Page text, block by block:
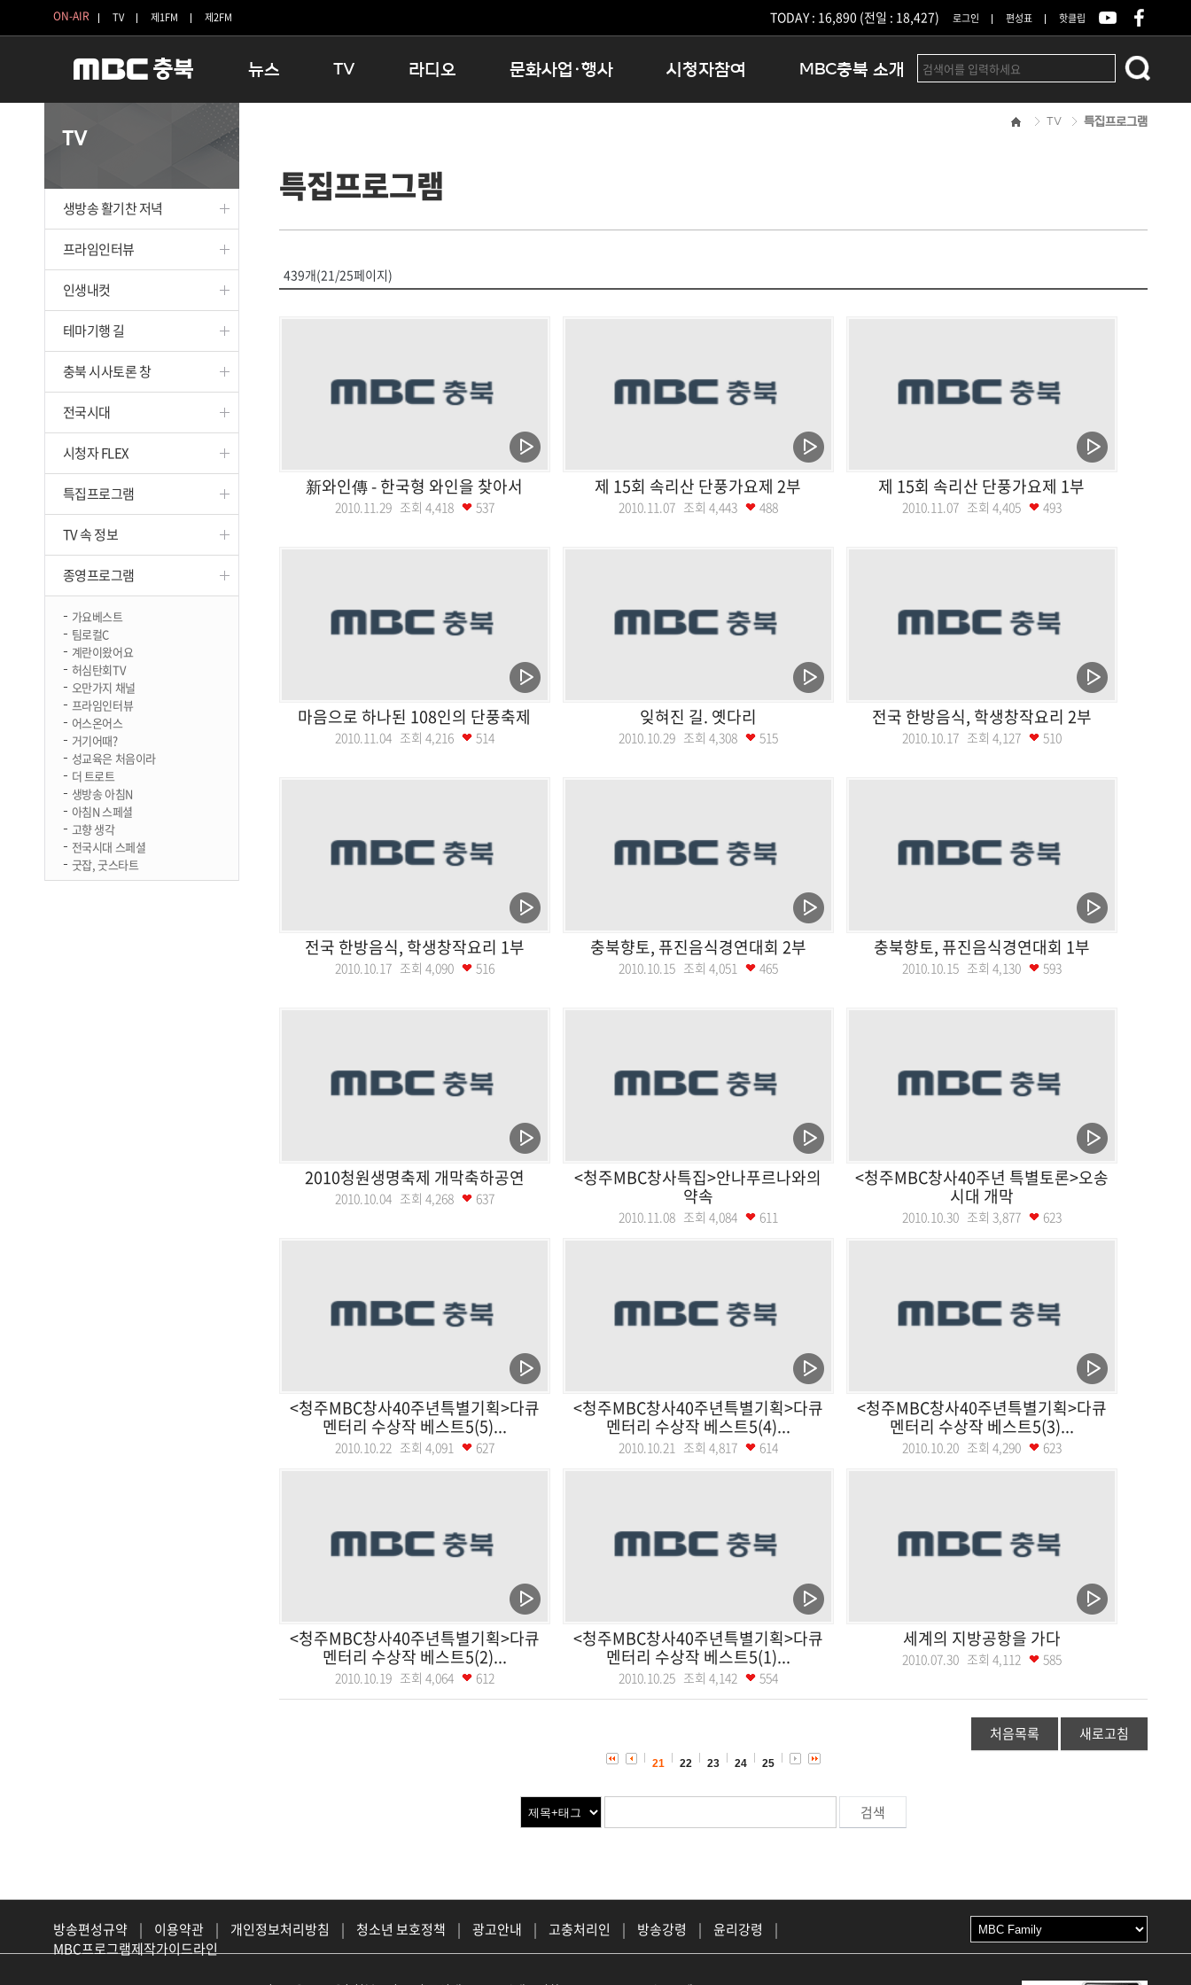
ON-AIR TV 제1FM 제2FM TODAY : 16,890 (전일 : 18,427) 로그인 편성표 핫클립
뉴스
보은
옥천
TV
인생내컷
테마기행 길
시청자 FLEX
특집프로그램
라디오
16:00 완벽한 하루
우리 고향, 부탁해!
문화사업·행사
청원생명쌀 대청호마라톤
시청자참여 MBC충북 소개
결산공고
TV
생방송 활기찬 저녁
프라임인터뷰
인생내컷
테마기행 길
충북 시사토론 창
전국시대
시청자 FLEX
특집프로그램
TV 속 정보
종영프로그램
가요베스트
팀로컬C
계란이왔어요
허심탄회TV
오만가지 채널
프라임인터뷰
어스온어스
거기어때?
성교육은 처음이라
더 트로트
생방송 아침N
아침N 스페셜
고향 생각
전국시대 스페셜
굿잡, 굿스타트
TV 특집프로그램
특집프로그램
439개(21/25페이지)
新와인傳 - 한국형 와인을 찾아서
2010.11.29 조회 4,418 537
제 15회 속리산 단풍가요제 2부
2010.11.07 조회 4,443 488
제 15회 속리산 단풍가요제 1부
2010.11.07 조회 4,405 493
마음으로 하나된 108인의 단풍축제
2010.11.04 조회 4,216 514
잊혀진 길. 옛다리
2010.10.29 조회 4,308 515
전국 한방음식, 학생창작요리 2부
2010.10.17 조회 4,127 510
전국 한방음식, 학생창작요리 1부
2010.10.17 조회 4,090 516
충북향토, 퓨진음식경연대회 2부
2010.10.15 조회 4,051 465
충북향토, 퓨진음식경연대회 1부
2010.10.15 조회 4,130 593
2010청원생명축제 개막축하공연
2010.10.04 조회 4,268 637
<청주MBC창사특집>안나푸르나와의
약속
2010.11.08 조회 4,084 611
<청주MBC창사40주년 특별토론>오송
시대 개막
2010.10.30 조회 3,877 623
<청주MBC창사40주년특별기획>다큐
멘터리 수상작 베스트5(5)...
2010.10.22 조회 4,091 627
<청주MBC창사40주년특별기획>다큐
멘터리 수상작 베스트5(4)...
2010.10.21 조회 4,817 614
<청주MBC창사40주년특별기획>다큐
멘터리 수상작 베스트5(3)...
2010.10.20 조회 4,290 623
<청주MBC창사40주년특별기획>다큐
멘터리 수상작 베스트5(2)...
2010.10.19 조회 4,064 612
<청주MBC창사40주년특별기획>다큐
멘터리 수상작 베스트5(1)...
2010.10.25 조회 4,142 554
세계의 지방공항을 가다
2010.07.30 조회 4,112 585
처음목록 새로고침
21 22 23 24 25
방송편성규약 | 이용약관 | 개인정보처리방침 | 청소년 보호정책 | 광고안내 | 고충처리인 | 방송강령 | 윤리강령
|
MBC프로그램제작가이드라인